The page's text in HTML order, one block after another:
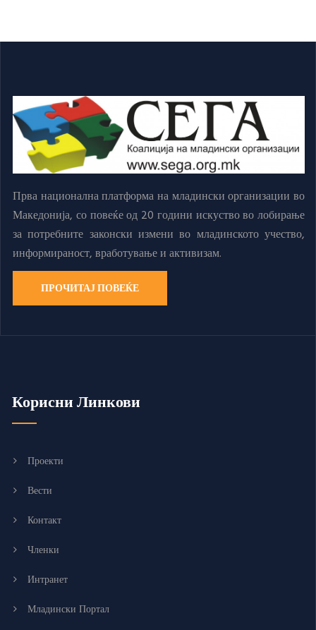
Прва национална платформа на младински организации во
Македонија, со повеќе од 20 години искуство во лобирање
за потребните законски измени во младинското учество,
информираност, вработување и активизам.
ПРОЧИТАЈ ПОВЕЌЕ
Корисни Линкови
Проекти
Вести
Контакт
Членки
Интранет
Младински Портал